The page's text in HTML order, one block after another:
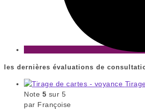
les dernières évaluations de
Note 5 sur 5
par Françoise